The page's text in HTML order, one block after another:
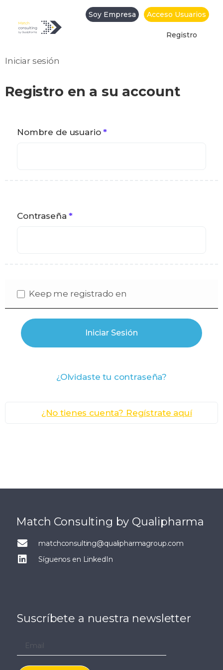
Soy Empresa Acceso Usuarios
Registro
Iniciar sesión
Registro en a su account
Nombre de usuario
Contraseña
Keep me registrado en
¿Olvidaste tu contraseña?
¿No tienes cuenta? Regístrate aquí
Match Consulting by Qualipharma
matchconsulting@qualipharmagroup.com
Síguenos en LinkedIn
Suscríbete a nuestra newsletter